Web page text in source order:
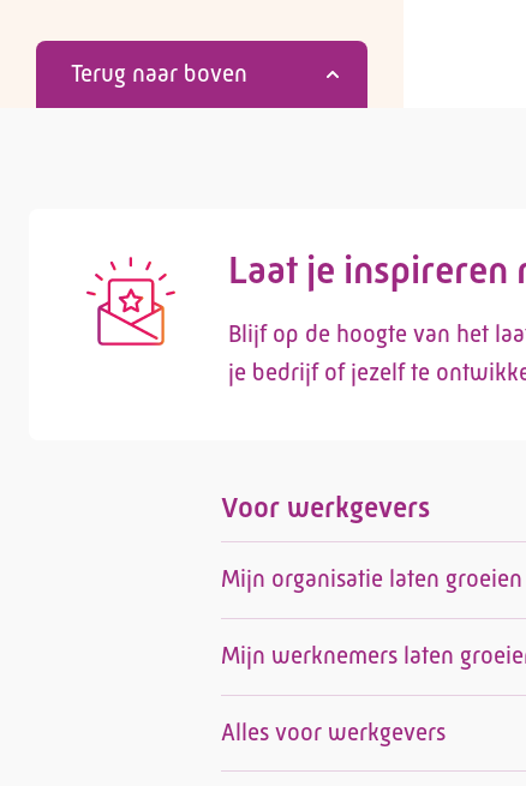
Terug naar boven
Laat je inspireren
Blijf op de hoogte van het
je bedrijf of jezelf te
Voor werkgevers
Mijn organisatie laten groeien
Mijn werknemers laten
Alles voor werkgevers